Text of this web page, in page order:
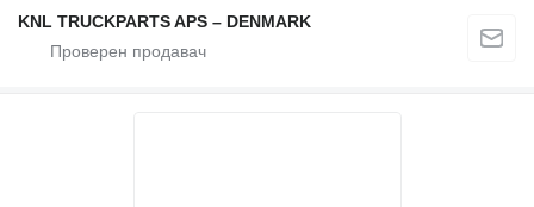
KNL TRUCKPARTS APS – DENMARK